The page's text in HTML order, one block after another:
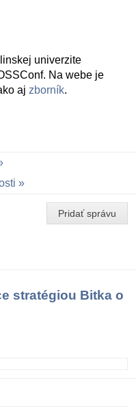
univerzite
Na webe je
aj zborník.
Pridať správu
stratégiou Bitka o